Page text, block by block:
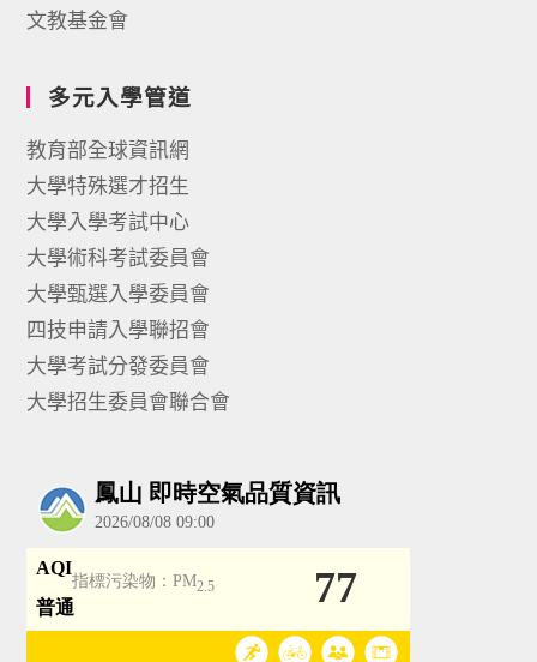
文教基金會
多元入學管道
教育部全球資訊網
大學特殊選才招生
大學入學考試中心
大學術科考試委員會
大學甄選入學委員會
四技申請入學聯招會
大學考試分發委員會
大學招生委員會聯合會